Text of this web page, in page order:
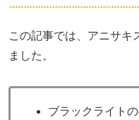
この記事では、アニサキ
ました。
ブラックライト